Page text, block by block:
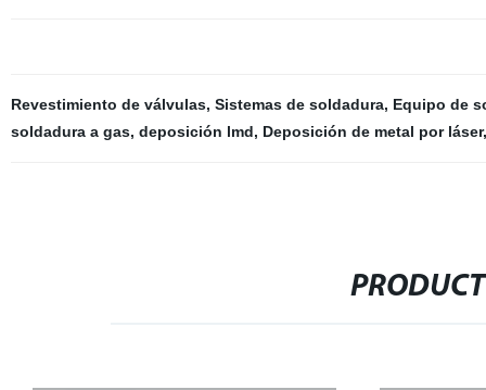
Revestimiento de válvulas, Sistemas de soldadura, Equipo de
soldadura a gas, deposición lmd, Deposición de metal por láser